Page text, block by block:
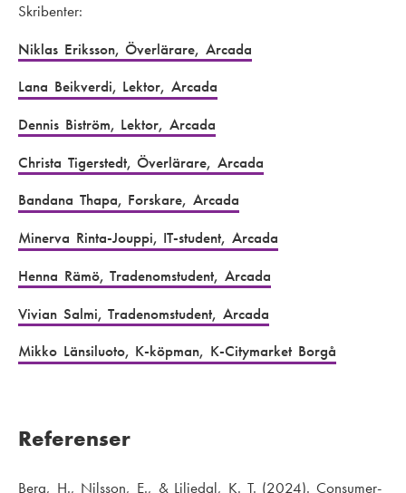
Skribenter:
Niklas Eriksson, Överlärare, Arcada
Lana Beikverdi, Lektor, Arcada
Dennis Biström, Lektor, Arcada
Christa Tigerstedt, Överlärare, Arcada
Bandana Thapa, Forskare, Arcada
Minerva Rinta-Jouppi, IT-student, Arcada
Henna Rämö, Tradenomstudent, Arcada
Vivian Salmi, Tradenomstudent, Arcada
Mikko Länsiluoto, K-köpman, K-Citymarket Borgå
Referenser
Berg, H., Nilsson, E., & Liljedal, K. T. (2024). Consumer-